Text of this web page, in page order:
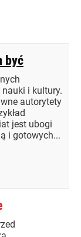
być
i kultury.
autorytety
jest ubogi
i gotowych...